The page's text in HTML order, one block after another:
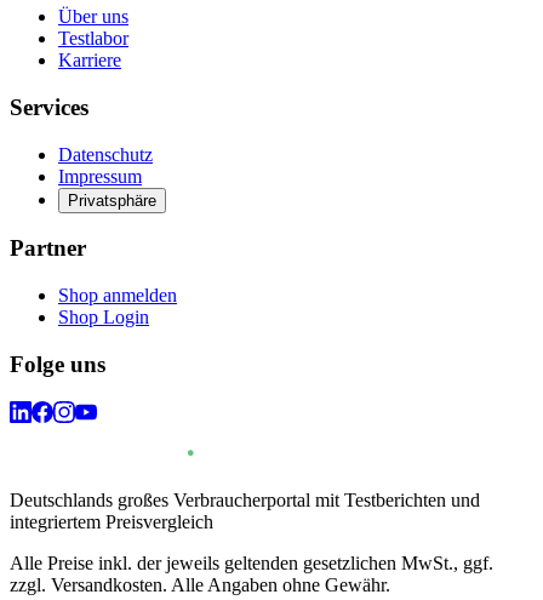
Über uns
Testlabor
Karriere
Services
Datenschutz
Impressum
Privatsphäre
Partner
Shop anmelden
Shop Login
Folge uns
Deutschlands großes Verbraucherportal mit Testberichten und
integriertem Preisvergleich
Alle Preise inkl. der jeweils geltenden gesetzlichen MwSt., ggf.
zzgl. Versandkosten. Alle Angaben ohne Gewähr.